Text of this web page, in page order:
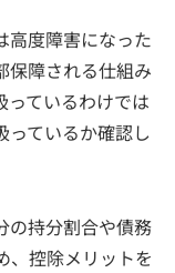
高度障害になった
保障される仕組み
っているわけでは
っているか確認し
の持分割合や債務
、控除メリットを